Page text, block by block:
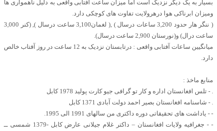
بسیار به یک دیگر نزدیک است اما میزان ساعت آفتابی واقعی به دلیل ناهمواری ها
ومیزان ابرناکی هوا درهرولایت تفاوت های کوچکی دارد.
( ننگر هار حدود 3,200 ساعات درسال ) ,( لغمان3,100 ساعت درسال ), (کنر 3,000
ساعت درال) و(نورستان 2,900 ساعت درسال).
میانگیین ساعات آفتابی واقعی : درتابستان نزدیک به 12 ساعت در روز آفتاب خالص
دارد.
منابع ماخذ :
. - تلس افغانستان اداره و کار تو گرافی جیو کارت پولید 1978 کابل
. - شاسنامه افغانستان بصیر احمد دولت آبادی 1371 کابل
- - یاداشت های تحقیقاتی دوره داکتری من سالهای 1991 الی 1995.
- - جغرافیه ولایات افغانستان – داکتر غلام جیلانی عارض کابل -1379 شمسی ــ